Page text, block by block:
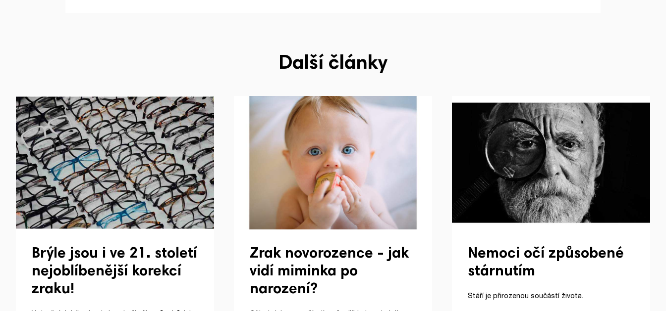
Další články
Brýle jsou i ve 21. století
nejoblíbenější korekcí
zraku!
Zrak novorozence - jak
vidí miminka po
narození?
Nemoci očí způsobené
stárnutím
Stáří je přirozenou součástí života.